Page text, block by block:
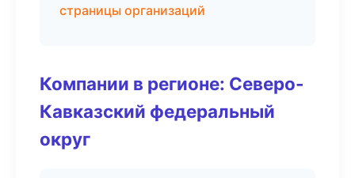
страницы организаций
Компании в регионе: Северо-
Кавказский федеральный
округ